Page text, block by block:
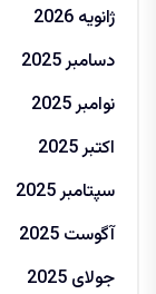
ژانویه 2026
دسامبر 2025
نوامبر 2025
اکتبر 2025
سپتامبر 2025
آگوست 2025
جولای 2025